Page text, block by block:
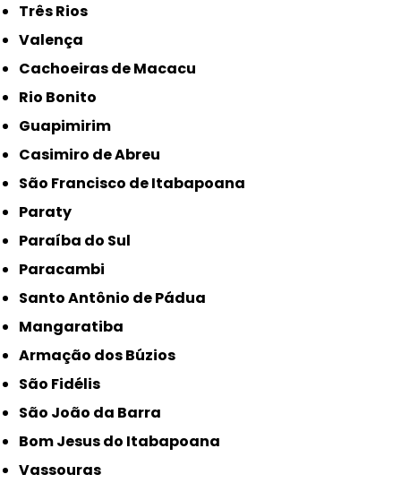
Três Rios
Valença
Cachoeiras de Macacu
Rio Bonito
Guapimirim
Casimiro de Abreu
São Francisco de Itabapoana
Paraty
Paraíba do Sul
Paracambi
Santo Antônio de Pádua
Mangaratiba
Armação dos Búzios
São Fidélis
São João da Barra
Bom Jesus do Itabapoana
Vassouras